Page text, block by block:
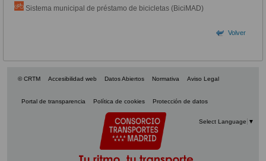
Sistema municipal de préstamo de bicicletas (BiciMAD)
Volver
© CRTM Accesibilidad web Datos Abiertos Normativa Aviso Legal
Portal de transparencia Política de cookies Protección de datos
Select Language ▼